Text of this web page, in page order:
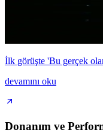
İlk görüşte 'Bu gerçek
devamını oku
Donanım ve